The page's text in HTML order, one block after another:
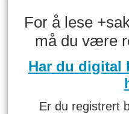
For å lese
må du være
Har du digital
Er du registrert